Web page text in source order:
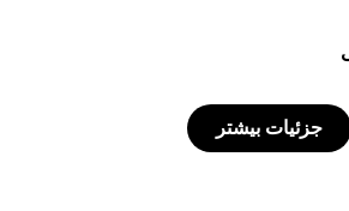
جزئیات بیشتر